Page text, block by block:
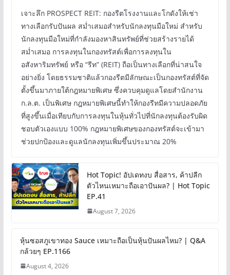
เจาะลึก PROSPECT REIT: กองรีตโรงงานและโกดังให้เช่า
ทางเลือกรับปันผล สม่ำเสมอสำหรับนักลงทุนมือใหม่ สำหรับ
นักลงทุนมือใหม่ที่กำลังมองหาสินทรัพย์ที่ช่วยสร้างรายได้
สม่ำเสมอ การลงทุนในกองทรัสต์เพื่อการลงทุนใน
อสังหาริมทรัพย์ หรือ “รีท” (REIT) ถือเป็นทางเลือกที่น่าสนใจ
อย่างยิ่ง โดยธรรมชาติแล้วกองรีตมีลักษณะเป็นกองทรัสต์ที่จัด
ตั้งขึ้นมาภายใต้กฎหมายพิเศษ ซึ่งควบคุมดูแลโดยสำนักงาน
ก.ล.ต. เป็นพิเศษ กฎหมายพิเศษนี้ทำให้กองรีทมีความปลอดภัย
ที่สูงขึ้นเมื่อเทียบกับการลงทุนในหุ้นทั่วไปที่นักลงทุนต้องรับผิด
ชอบตัวเองแบบ 100% กฎหมายพิเศษของกองทรัสต์จะเข้ามา
ช่วยปกป้องและดูแลนักลงทุนเพิ่มขึ้นประมาณ 20%
Hot Topic! อัปเดทงบ สื่อสาร, ค้าปลีก
ตัวไหนเหมาะถือเอาปันผล? | Hot Topic
EP.41
August 7, 2026
หุ้นซอสภูเขาทอง Sauce เหมาะถือเป็นหุ้นปันผลไหม? | Q&A
กล้วยๆ EP.1166
August 4, 2026